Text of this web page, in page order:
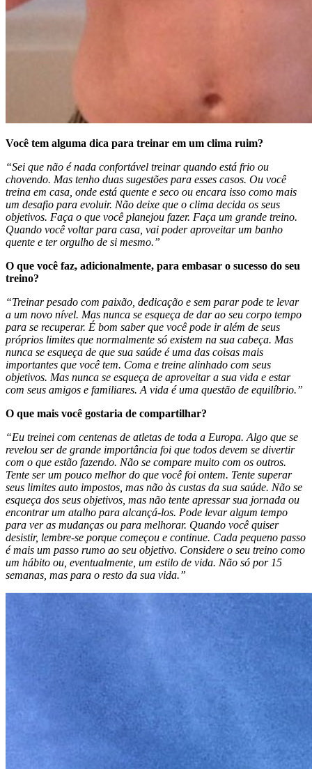
Você tem alguma dica para treinar em um clima ruim?
“Sei que não é nada confortável treinar quando está frio ou
chovendo. Mas tenho duas sugestões para esses casos. Ou você
treina em casa, onde está quente e seco ou encara isso como mais
um desafio para evoluir. Não deixe que o clima decida os seus
objetivos. Faça o que você planejou fazer. Faça um grande treino.
Quando você voltar para casa, vai poder aproveitar um banho
quente e ter orgulho de si mesmo.”
O que você faz, adicionalmente, para embasar o sucesso do seu
treino?
“Treinar pesado com paixão, dedicação e sem parar pode te levar
a um novo nível. Mas nunca se esqueça de dar ao seu corpo tempo
para se recuperar. É bom saber que você pode ir além de seus
próprios limites que normalmente só existem na sua cabeça. Mas
nunca se esqueça de que sua saúde é uma das coisas mais
importantes que você tem. Coma e treine alinhado com seus
objetivos. Mas nunca se esqueça de aproveitar a sua vida e estar
com seus amigos e familiares. A vida é uma questão de equilíbrio.”
O que mais você gostaria de compartilhar?
“Eu treinei com centenas de atletas de toda a Europa. Algo que se
revelou ser de grande importância foi que todos devem se divertir
com o que estão fazendo. Não se compare muito com os outros.
Tente ser um pouco melhor do que você foi ontem. Tente superar
seus limites auto impostos, mas não às custas da sua saúde. Não se
esqueça dos seus objetivos, mas não tente apressar sua jornada ou
encontrar um atalho para alcançá-los. Pode levar algum tempo
para ver as mudanças ou para melhorar. Quando você quiser
desistir, lembre-se porque começou e continue. Cada pequeno passo
é mais um passo rumo ao seu objetivo. Considere o seu treino como
um hábito ou, eventualmente, um estilo de vida. Não só por 15
semanas, mas para o resto da sua vida.”